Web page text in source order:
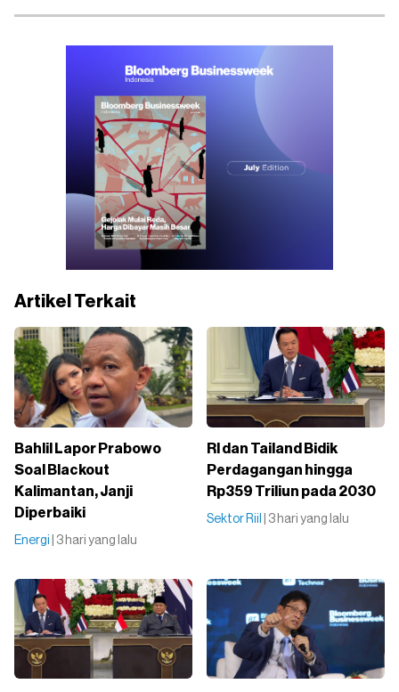
Artikel Terkait
Bahlil Lapor Prabowo
Soal Blackout
Kalimantan, Janji
Diperbaiki
Energi | 3 hari yang lalu
RI dan Tailand Bidik
Perdagangan hingga
Rp359 Triliun pada 2030
Sektor Riil | 3 hari yang lalu